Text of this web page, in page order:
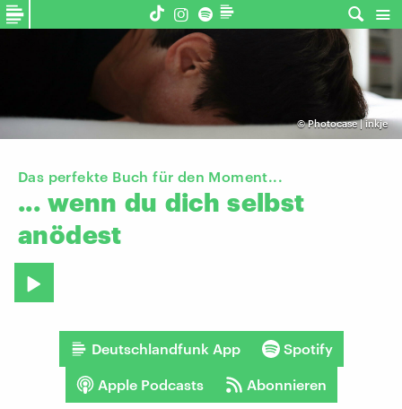
©Photocase | inkje
Das perfekte Buch für den Moment...
... wenn du dich selbst
anödest
Deutschlandfunk App Spotify
Apple Podcasts Abonnieren